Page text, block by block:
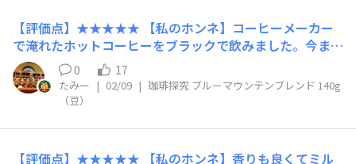
【評価点】★★★★★ 【私のホンネ】コーヒーメーカー
で淹れたホットコーヒーをブラックで飲みました。今まで
ブラックは苦手でしたが、これは香りを楽しみつつ味のバ
ランスも良いのでむしろブラックで飲みたいと感じさせて
くれる程です。 【リピート】あり 【こんな時におすす
飲みたいです！
0 17
たみー | 02/09 | 珈琲探究 ブルーマウンテンブレンド 140g
（豆）
【評価点】★★★★★ 【私のホンネ】香りも良くてミル